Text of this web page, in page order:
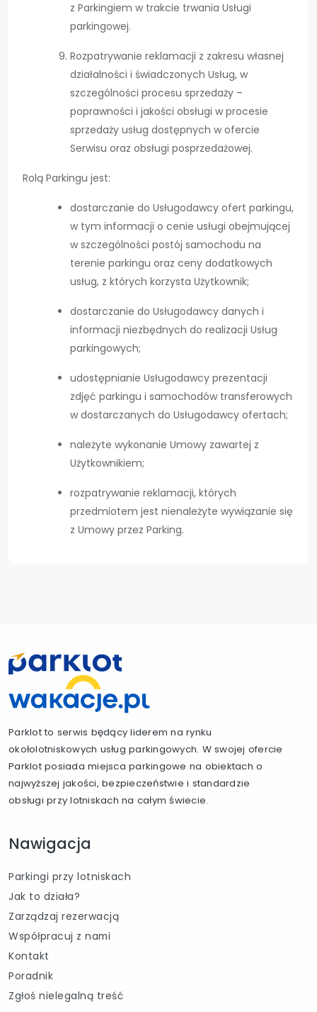
z Parkingiem w trakcie trwania Usługi
parkingowej.
Rozpatrywanie reklamacji z zakresu własnej
działalności i świadczonych Usług, w
szczególności procesu sprzedaży –
poprawności i jakości obsługi w procesie
sprzedaży usług dostępnych w ofercie
Serwisu oraz obsługi posprzedażowej.
Rolą Parkingu jest:
dostarczanie do Usługodawcy ofert parkingu,
w tym informacji o cenie usługi obejmującej
w szczególności postój samochodu na
terenie parkingu oraz ceny dodatkowych
usług, z których korzysta Użytkownik;
dostarczanie do Usługodawcy danych i
informacji niezbędnych do realizacji Usług
parkingowych;
udostępnianie Usługodawcy prezentacji
zdjęć parkingu i samochodów transferowych
w dostarczanych do Usługodawcy ofertach;
należyte wykonanie Umowy zawartej z
Użytkownikiem;
rozpatrywanie reklamacji, których
przedmiotem jest nienależyte wywiązanie się
z Umowy przez Parking.
Parklot to serwis będący liderem na rynku
okołolotniskowych usług parkingowych. W swojej ofercie
Parklot posiada miejsca parkingowe na obiektach o
najwyższej jakości, bezpieczeństwie i standardzie
obsługi przy lotniskach na całym świecie.
Nawigacja
Parkingi przy lotniskach
Jak to działa?
Zarządzaj rezerwacją
Współpracuj z nami
Kontakt
Poradnik
Zgłoś nielegalną treść